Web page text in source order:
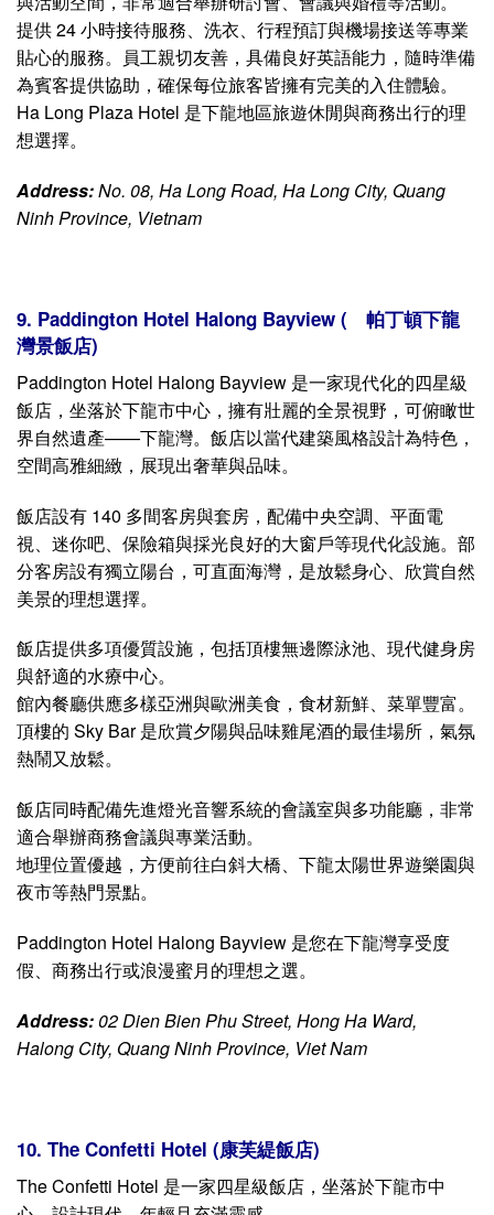
Ha Long Plaza Hotel是下龍市首批四星級飯店之一，座落
於下龍路上，可飽覽壯麗的下龍灣景色。飯店地理位置優
越，距離白斜大橋僅數分鐘步行路程，方便旅客觀光與移
你吧及舒適的休息區等現代化設施。室內設計融合典雅古典
與現代便利，營造出高雅的住宿氛圍。
設施方面包括戶外游泳池、健身房、桑拿及放鬆身心的按摩
越南傳統美食到各式國際料理的豐富菜單。
此外，Ha Long Plaza Hotel 也設有可容納大量賓客的會議
與活動空間，非常適合舉辦研討會、會議與婚禮等活動。
提供 24 小時接待服務、洗衣、行程預訂與機場接送等專業
為賓客提供協助，確保每位旅客皆擁有完美的入住體驗。
Ha Long Plaza Hotel 是下龍地區旅遊休閒與商務出行的理
想選擇。
Ninh Province, Vietnam
9. Paddington Hotel Halong Bayview ( 帕丁頓下龍
灣景飯店)
界自然遺產——下龍灣。飯店以當代建築風格設計為特色，
空間高雅細緻，展現出奢華與品味。